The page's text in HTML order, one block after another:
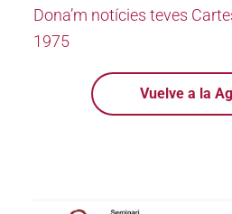
Dona’m notícies teves
1975
Vuelve a la